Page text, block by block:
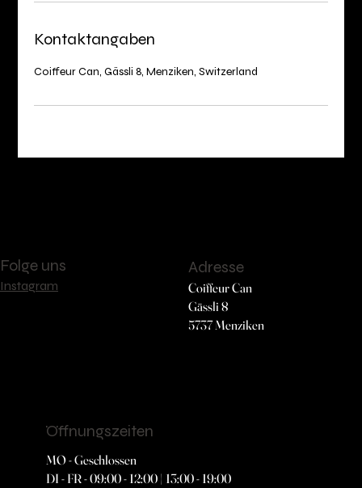
Kontaktangaben
Coif­feur Can, Gässli 8, Menziken, Switzerland
Folge uns
Instagram
Öffnungszeiten
MO - Geschlossen
DI - FR - 09:00 - 12:00 | 13:00 - 19:00
Adresse
Coiffeur Can
Gässli 8
5737 Menziken